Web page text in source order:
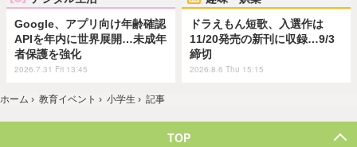
Google、アプリ向け年齢確認
APIを年内に世界展開…未成年
者保護を強化
2026.7.31 Fri 13:45
ドラえもん短歌、入選作は
11/20発売の新刊に収録…9/3
締切
2026.8.6 Thu 15:15
ホーム › 教育イベント › 小学生 › 記事
TOP